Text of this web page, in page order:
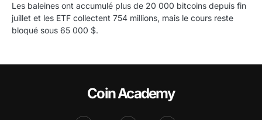
Les baleines ont accumulé plus de 20 000 bitcoins depuis fin
juillet et les ETF collectent 754 millions, mais le cours reste
bloqué sous 65 000 $.
Coin Academy